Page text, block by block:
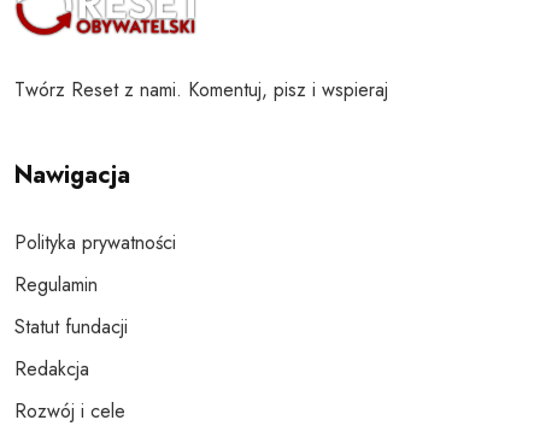
Twórz Reset z nami. Komentuj, pisz i wspieraj
Nawigacja
Polityka prywatności
Regulamin
Statut fundacji
Redakcja
Rozwój i cele